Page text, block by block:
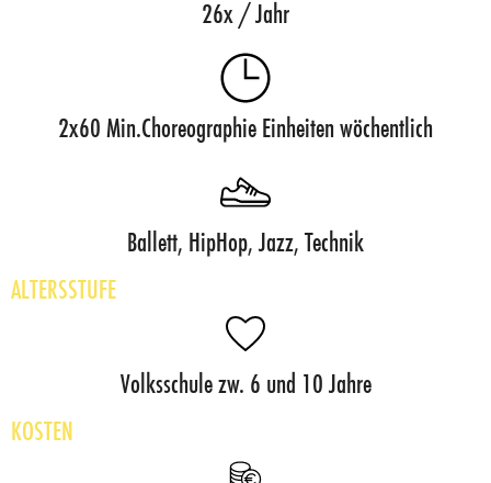
26x / Jahr
2x60 Min.Choreographie Einheiten wöchentlich
Ballett, HipHop, Jazz, Technik
ALTERSSTUFE
Volksschule zw. 6 und 10 Jahre
KOSTEN